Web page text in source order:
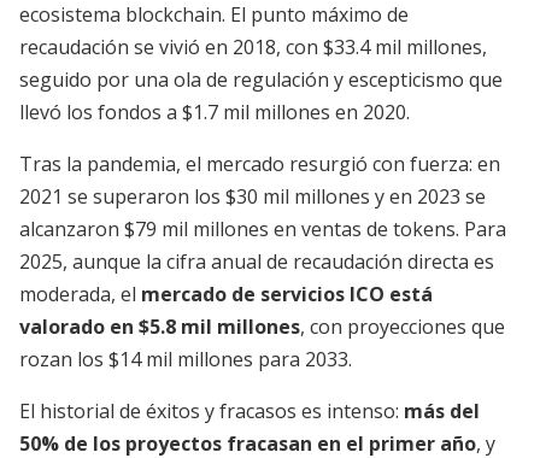
ecosistema blockchain. El punto máximo de
recaudación se vivió en 2018, con $33.4 mil millones,
seguido por una ola de regulación y escepticismo que
llevó los fondos a $1.7 mil millones en 2020.
Tras la pandemia, el mercado resurgió con fuerza: en
2021 se superaron los $30 mil millones y en 2023 se
alcanzaron $79 mil millones en ventas de tokens. Para
2025, aunque la cifra anual de recaudación directa es
moderada, el mercado de servicios ICO está
valorado en $5.8 mil millones, con proyecciones que
rozan los $14 mil millones para 2033.
El historial de éxitos y fracasos es intenso: más del
50% de los proyectos fracasan en el primer año, y